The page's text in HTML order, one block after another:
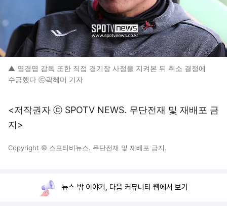
▲ 염경엽 감독 또한 직접 경기장 사정을 지켜본 뒤 취소 결정에
수긍했다 ⓒ곽혜미 기자
<저작권자 ⓒ SPOTV NEWS. 무단전재 및 재배포 금
지>
Copyright © 스포티비뉴스. 무단전재 및 재배포 금지.
뉴스 밖 이야기, 다음 커뮤니티 웹에서 보기